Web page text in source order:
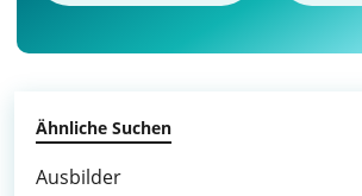
Ähnliche Suchen
Ausbilder